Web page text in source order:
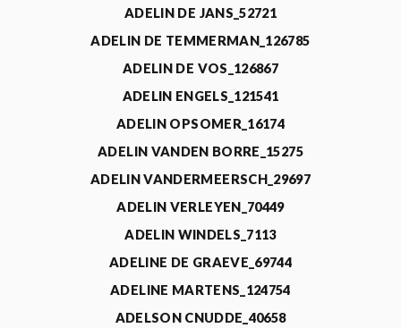
ADELIN DE JANS_52721
ADELIN DE TEMMERMAN_126785
ADELIN DE VOS_126867
ADELIN ENGELS_121541
ADELIN OPSOMER_16174
ADELIN VANDEN BORRE_15275
ADELIN VANDERMEERSCH_29697
ADELIN VERLEYEN_70449
ADELIN WINDELS_7113
ADELINE DE GRAEVE_69744
ADELINE MARTENS_124754
ADELSON CNUDDE_40658